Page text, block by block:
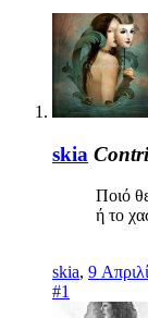
skia
Ποιό
ή το
skia, 9
#1